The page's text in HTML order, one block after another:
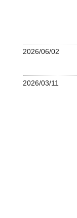
2026/06/02
2026/03/11